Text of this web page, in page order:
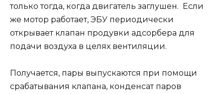
только тогда, когда двигатель заглушен. Если
же мотор работает, ЭБУ периодически
открывает клапан продувки адсорбера для
подачи воздуха в целях вентиляции.
Получается, пары выпускаются при помощи
срабатывания клапана, конденсат паров